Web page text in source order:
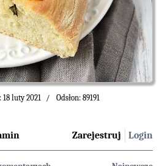
luty 2021 Odsłon: 89191
Login
Zarejestruj